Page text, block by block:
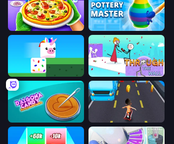
Pizza Maker Pottery Master
Stacky Bird Through the Wall
Dalgona Candy Honeycomb Cookie